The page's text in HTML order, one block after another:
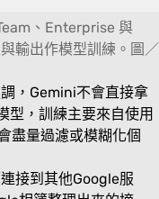
、Enterprise 與
輸出作模型訓練。圖／
，Gemini不會直接拿
型，訓練主要來自使用
盡量過濾或模糊化個
接到其他Google服